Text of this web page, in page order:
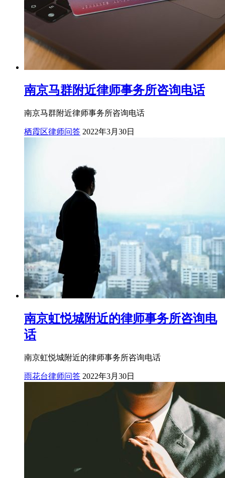
南京马群附近律师事务所咨询电话
南京马群附近律师事务所咨询电话
栖霞区律师问答 2022年3月30日
南京虹悦城附近的律师事务所咨询电
话
南京虹悦城附近的律师事务所咨询电话
雨花台律师问答 2022年3月30日